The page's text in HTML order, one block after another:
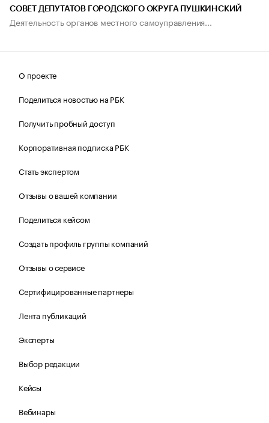
СОВЕТ ДЕПУТАТОВ ГОРОДСКОГО ОКРУГА ПУШКИНСКИЙ
Деятельность органов местного самоуправления...
О проекте
Поделиться новостью на РБК
Получить пробный доступ
Корпоративная подписка РБК
Стать экспертом
Отзывы о вашей компании
Поделиться кейсом
Создать профиль группы компаний
Отзывы о сервисе
Сертифицированные партнеры
Лента публикаций
Эксперты
Выбор редакции
Кейсы
Вебинары